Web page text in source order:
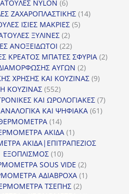
NYLON 66
προϊόντα
ΖΑΧΑΡΟΠΛΑΣΤΙΚΗΣ 1414
ΙΣΙΕΣ ΜΑΚΡΙΕΣ 55
ΞΥΛΙΝΕΣ 22
προϊόντα
ΑΝΟΞΕΙΔΩΤΟΙ 2222
προϊόντα
ΚΡΕΑΤΟΣ ΜΠΑΤΕΣ ΣΦΥΡΙΑ 22
ΑΥΓΩΝ 22
προϊόντα
ΧΡΗΣΗΣ ΚΑΙ ΚΟΥΖΙΝΑΣ 99
ΚΟΥΖΙΝΑΣ 552552
προϊόντα
ΚΑΙ ΩΡΟΛΟΓΙΑΚΕΣ 77
ΚΑΙ ΨΗΦΙΑΚΑ 6161
1414
προϊόντα
ΑΚΙΔΑ 11
προϊόν
ΑΚΙΔΑ|ΕΠΙΤΡΑΠΕΖΙΟΣ
ΕΞΟΠΛΙΣΜΟΣ 1010
προϊόντα
SOUS VIDE 22
προϊόντα
ΑΔΙΑΒΡΟΧΑ 11
ΤΣΕΠΗΣ 22